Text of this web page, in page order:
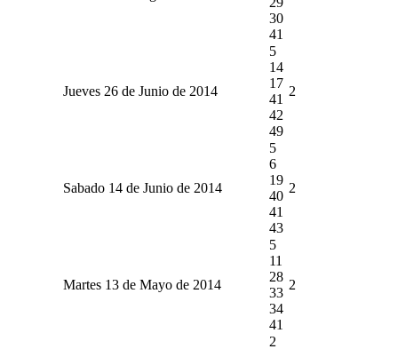
30
41
Jueves 26 de Junio de 2014
5
14
17
41
42
49
2
Sabado 14 de Junio de 2014
5
6
19
40
41
43
2
Martes 13 de Mayo de 2014
5
11
28
33
34
41
2
2